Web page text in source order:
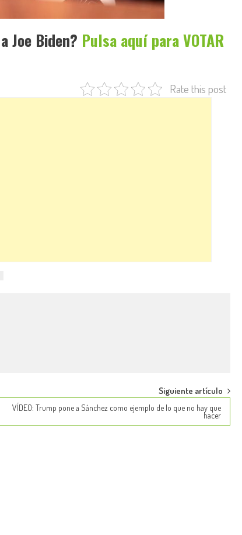
Joe Biden? Pulsa aquí para VOTAR
Rate this post
Siguiente artículo
VÍDEO: Trump pone a Sánchez como ejemplo de lo que no hay que
hacer